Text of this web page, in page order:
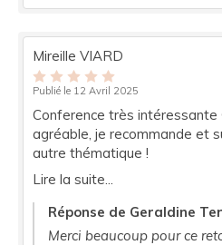
Mireille VIARD
Publié le 12 Avril 2025
Conference très
agréable, je recommande et
autre thématique !
Lire la suite...
Réponse de Geraldine
Merci beaucoup pour ce